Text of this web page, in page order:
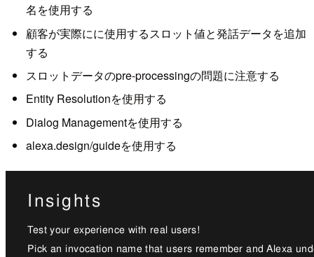
名を使用する
顧客が実際にに使用するスロット値と発話データを追加
する
スロットデータのpre-processingの問題に注意する
Entity Resolutionを使用する
Dialog Managementを使用する
alexa.design/guideを使用する